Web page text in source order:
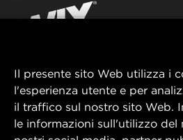
CONTATTACI
IMPRESSUM
YouTube
MANN+HUMMEL FT Poland
ul. Wrocławska 145,
63-800 GOSTYŃ, POLAND
Il presente sito Web utilizza i
l'esperienza utente e per
il traffico sul nostro sito Web.
le informazioni sull'utilizzo del